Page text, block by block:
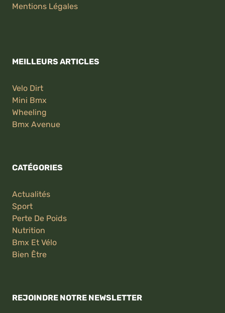
Mentions Légales
MEILLEURS ARTICLES
Velo Dirt
Mini Bmx
Wheeling
Bmx Avenue
CATÉGORIES
Actualités
Sport
Perte De Poids
Nutrition
Bmx Et Vélo
Bien Être
REJOINDRE NOTRE NEWSLETTER